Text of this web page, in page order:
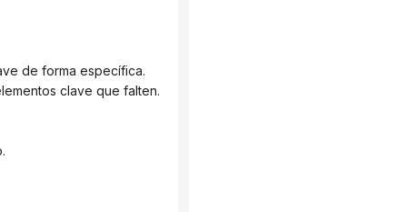
de forma específica.
clave que falten.